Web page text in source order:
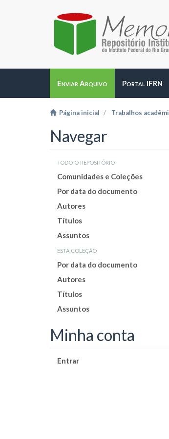
Enviar Arquivo Portal IFRN
Página inicial Trabalhos
Navegar
todo o repositório
Comunidades e Coleções
Por data do documento
Autores
Títulos
Assuntos
esta coleção
Por data do documento
Autores
Títulos
Assuntos
Minha conta
Entrar